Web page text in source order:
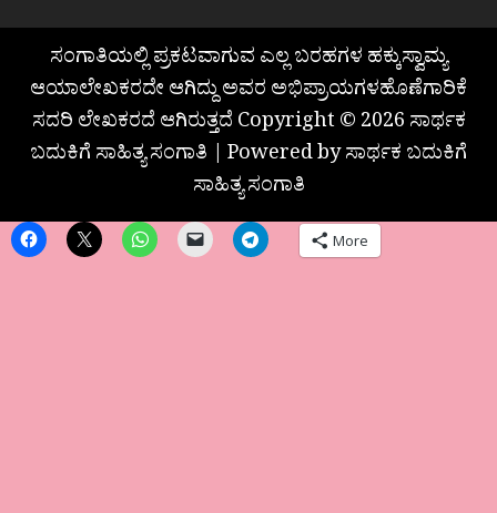
ಸಂಗಾತಿಯಲ್ಲಿ ಪ್ರಕಟವಾಗುವ ಎಲ್ಲ ಬರಹಗಳ ಹಕ್ಕುಸ್ವಾಮ್ಯ
ಆಯಾಲೇಖಕರದೇ ಆಗಿದ್ದು ಅವರ ಅಭಿಪ್ರಾಯಗಳಹೊಣೆಗಾರಿಕೆ
ಸದರಿ ಲೇಖಕರದೆ ಆಗಿರುತ್ತದೆ Copyright © 2026 ಸಾರ್ಥಕ
ಬದುಕಿಗೆ ಸಾಹಿತ್ಯ ಸಂಗಾತಿ | Powered by ಸಾರ್ಥಕ ಬದುಕಿಗೆ
ಸಾಹಿತ್ಯ ಸಂಗಾತಿ
More